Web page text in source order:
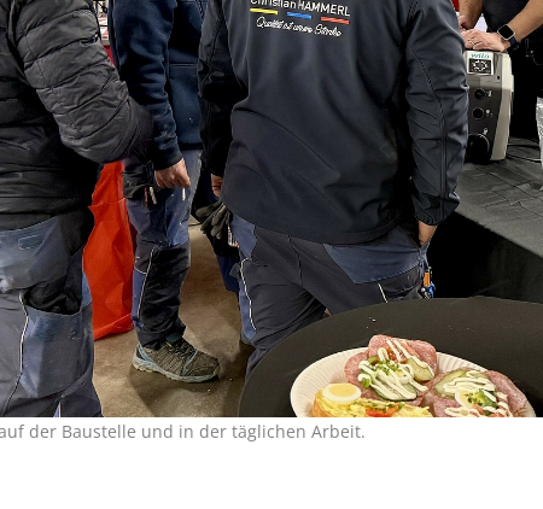
der Baustelle und in der täglichen Arbeit.